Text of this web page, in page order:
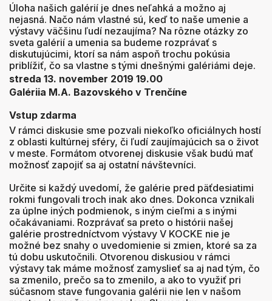
Úloha našich galérií je dnes neľahká a možno aj
nejasná. Načo nám vlastné sú, keď to naše umenie a
výstavy väčšinu ľudí nezaujíma? Na rôzne otázky zo
sveta galérií a umenia sa budeme rozprávať s
diskutujúcimi, ktorí sa nám aspoň trochu pokúsia
priblížiť, čo sa vlastne s tými dnešnými galériámi deje.
streda 13. november 2019 19.00
Galériia M.A. Bazovského v Trenčíne
Vstup zdarma
V rámci diskusie sme pozvali niekoľko oficiálnych hostí
z oblasti kultúrnej sféry, či ľudí zaujímajúcich sa o život
v meste. Formátom otvorenej diskusie však budú mať
možnosť zapojiť sa aj ostatní návštevníci.
Určite si každý uvedomí, že galérie pred päťdesiatimi
rokmi fungovali troch inak ako dnes. Dokonca vznikali
za úplne iných podmienok, s iným cieľmi a s inými
očakávaniami. Rozprávať sa preto o histórii našej
galérie prostredníctvom výstavy V KOCKE nie je
možné bez snahy o uvedomienie si zmien, ktoré sa za
tú dobu uskutočnili. Otvorenou diskusiou v rámci
výstavy tak máme možnosť zamyslieť sa aj nad tým, čo
sa zmenilo, prečo sa to zmenilo, a ako to využiť pri
súčasnom stave fungovania galérii nie len v našom